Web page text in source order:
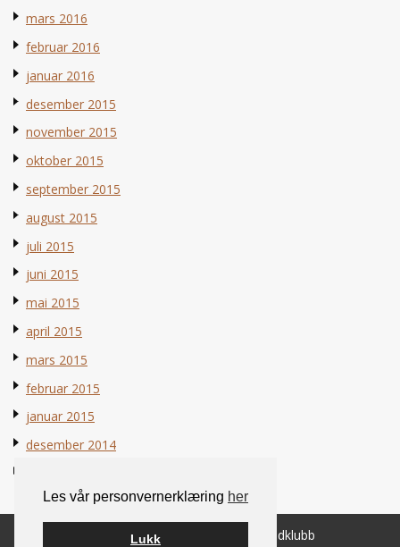
Les vår personvernerklæring her
Lukk
mars 2016
februar 2016
januar 2016
desember 2015
november 2015
oktober 2015
september 2015
august 2015
juli 2015
juni 2015
mai 2015
april 2015
mars 2015
februar 2015
januar 2015
desember 2014
© 2026 Norsk Berner Sennenhundklubb